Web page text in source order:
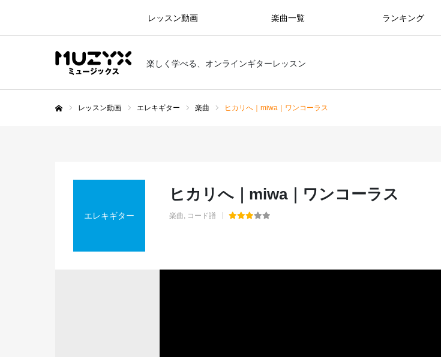
楽しく学べる、オンラインギターレッスン
レッスン動画 楽曲一覧 ランキング
レッスン動画 エレキギター 楽曲 ヒカリへ｜miwa｜ワンコーラス
エレキギター
ヒカリへ｜miwa｜ワンコーラス
楽曲 コード譜